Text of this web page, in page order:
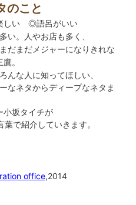
のこと
しい ◎語呂がいい
い。人やお店も多く、
だまだメジャーになりきれな
。
んな人に知ってほしい、
なネタからディープなネタま
小坂タイチが
葉で紹介していきます。
office,2014